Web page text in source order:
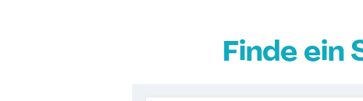
Finde ein